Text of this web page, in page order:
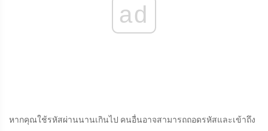
ad
หากคุณใช้รหัสผ่านนานเกินไป คนอื่นอาจสามารถถอดรหัสและเข้าถึง